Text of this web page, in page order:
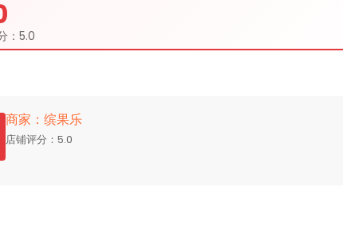
：5.0
商家：缤果乐
店铺评分：5.0